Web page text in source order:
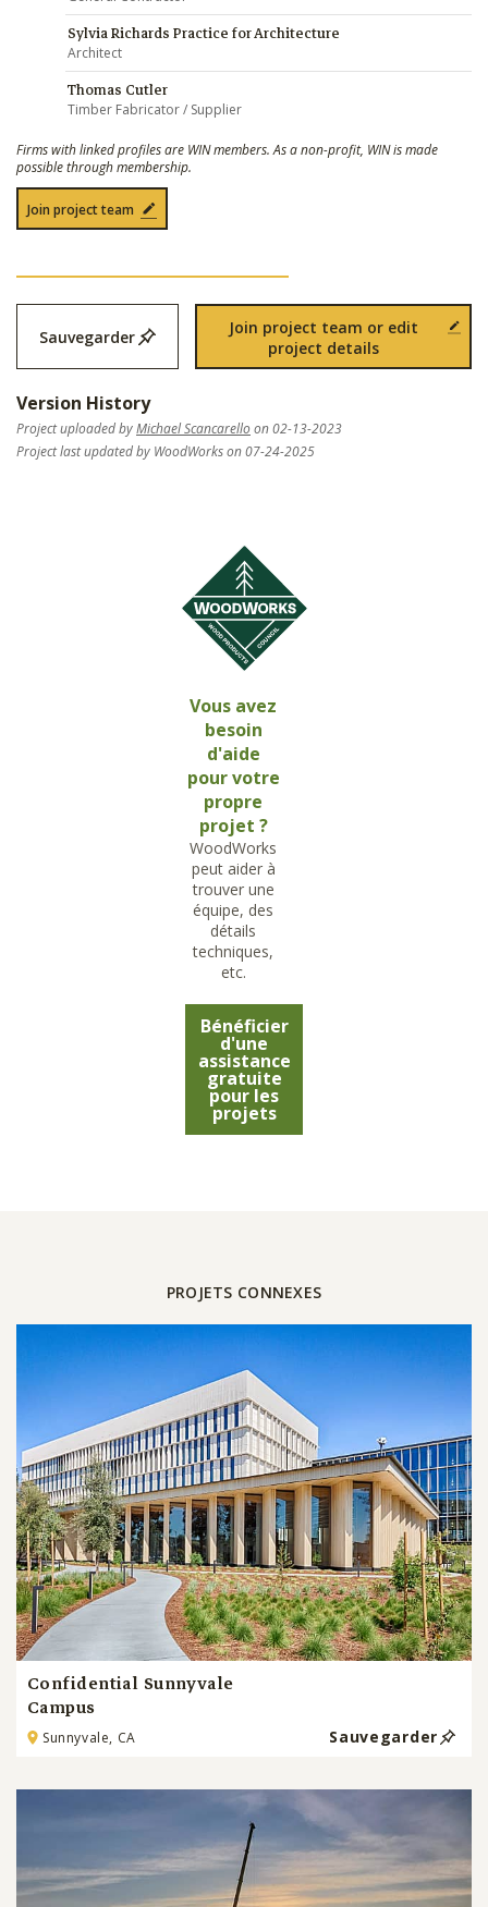
Sylvia Richards Practice for Architecture
Architect
Thomas Cutler
Timber Fabricator / Supplier
Firms with linked profiles are WIN members. As a non-profit, WIN is made
possible through membership.
Join project team
Sauvegarder
Join project team or edit
project details
Version History
Project uploaded byMichael Scancarelloon 02-13-2023
Project last updated by WoodWorks on 07-24-2025
Vous avez
besoin
d'aide
pour votre
propre
projet ?
WoodWorks
peut aider à
trouver une
équipe, des
détails
techniques,
etc.
Bénéficier
d'une
assistance
gratuite
pour les
projets
PROJETS CONNEXES
Confidential Sunnyvale
Campus
Sunnyvale, CA Sauvegarder